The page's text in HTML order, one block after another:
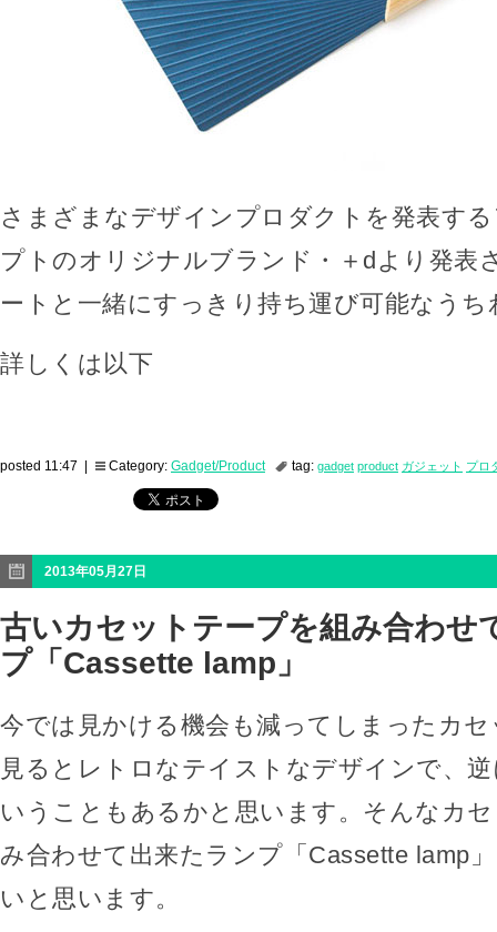
さまざまなデザインプロダクトを発表す
プトのオリジナルブランド・＋dより発表
ートと一緒にすっきり持ち運び可能なうち
詳しくは以下
posted 11:47 | Category: Gadget/Product tag: gadget product ガジェット プロ
2013年05月27日
古いカセットテープを組み合わせ
プ「Cassette lamp」
今では見かける機会も減ってしまったカ
見るとレトロなテイストなデザインで、
いうこともあるかと思います。そんなカ
み合わせて出来たランプ「Cassette lamp
いと思います。